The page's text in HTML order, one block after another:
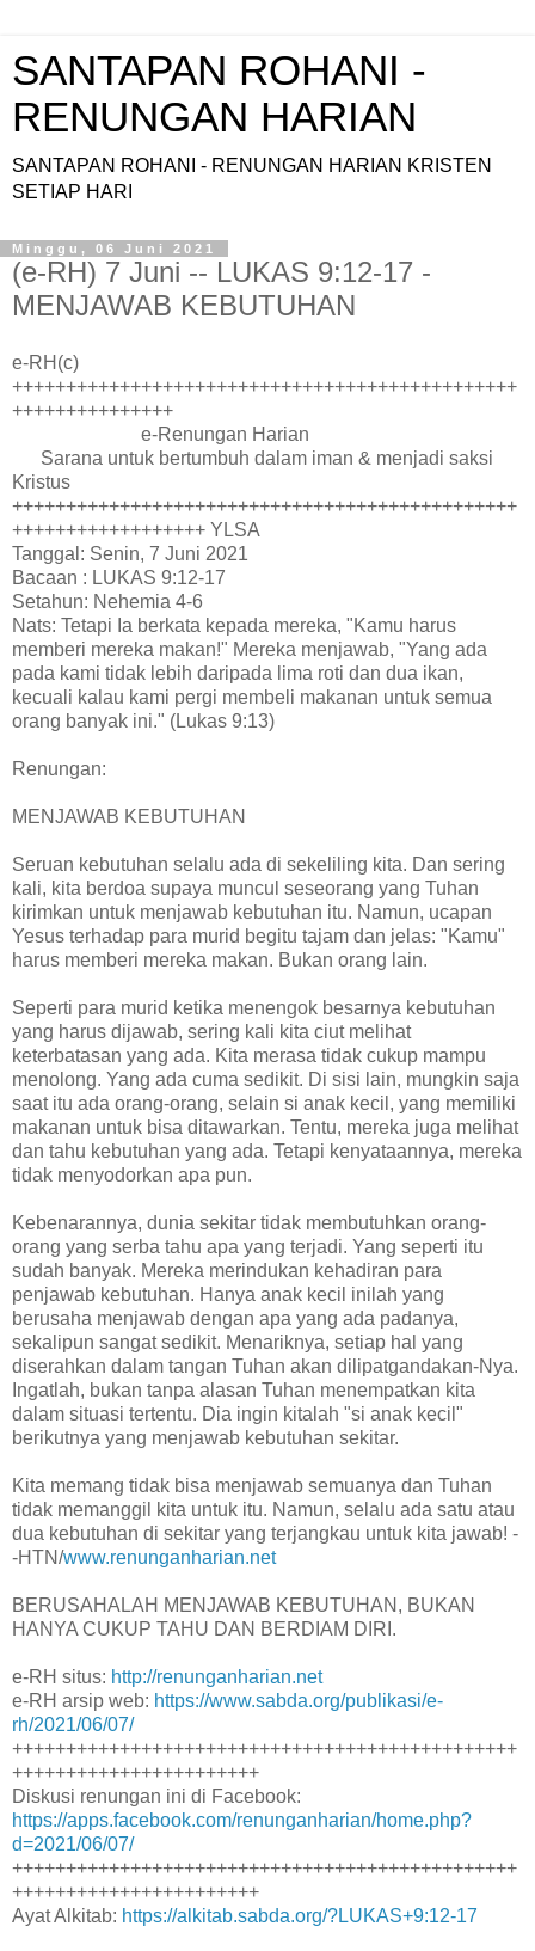
SANTAPAN ROHANI -
RENUNGAN HARIAN
SANTAPAN ROHANI - RENUNGAN HARIAN KRISTEN
SETIAP HARI
Minggu, 06 Juni 2021
(e-RH) 7 Juni -- LUKAS 9:12-17 -
MENJAWAB KEBUTUHAN
e-RH(c)
+++++++++++++++++++++++++++++++++++++++++++++++
+++++++++++++++
e-Renungan Harian
Sarana untuk bertumbuh dalam iman & menjadi saksi
Kristus
+++++++++++++++++++++++++++++++++++++++++++++++
++++++++++++++++++ YLSA
Tanggal: Senin, 7 Juni 2021
Bacaan : LUKAS 9:12-17
Setahun: Nehemia 4-6
Nats: Tetapi Ia berkata kepada mereka, "Kamu harus
memberi mereka makan!" Mereka menjawab, "Yang ada
pada kami tidak lebih daripada lima roti dan dua ikan,
kecuali kalau kami pergi membeli makanan untuk semua
orang banyak ini." (Lukas 9:13)
Renungan:
MENJAWAB KEBUTUHAN
Seruan kebutuhan selalu ada di sekeliling kita. Dan sering
kali, kita berdoa supaya muncul seseorang yang Tuhan
kirimkan untuk menjawab kebutuhan itu. Namun, ucapan
Yesus terhadap para murid begitu tajam dan jelas: "Kamu"
harus memberi mereka makan. Bukan orang lain.
Seperti para murid ketika menengok besarnya kebutuhan
yang harus dijawab, sering kali kita ciut melihat
keterbatasan yang ada. Kita merasa tidak cukup mampu
menolong. Yang ada cuma sedikit. Di sisi lain, mungkin saja
saat itu ada orang-orang, selain si anak kecil, yang memiliki
makanan untuk bisa ditawarkan. Tentu, mereka juga melihat
dan tahu kebutuhan yang ada. Tetapi kenyataannya, mereka
tidak menyodorkan apa pun.
Kebenarannya, dunia sekitar tidak membutuhkan orang-
orang yang serba tahu apa yang terjadi. Yang seperti itu
sudah banyak. Mereka merindukan kehadiran para
penjawab kebutuhan. Hanya anak kecil inilah yang
berusaha menjawab dengan apa yang ada padanya,
sekalipun sangat sedikit. Menariknya, setiap hal yang
diserahkan dalam tangan Tuhan akan dilipatgandakan-Nya.
Ingatlah, bukan tanpa alasan Tuhan menempatkan kita
dalam situasi tertentu. Dia ingin kitalah "si anak kecil"
berikutnya yang menjawab kebutuhan sekitar.
Kita memang tidak bisa menjawab semuanya dan Tuhan
tidak memanggil kita untuk itu. Namun, selalu ada satu atau
dua kebutuhan di sekitar yang terjangkau untuk kita jawab! -
-HTN/www.renunganharian.net
BERUSAHALAH MENJAWAB KEBUTUHAN, BUKAN
HANYA CUKUP TAHU DAN BERDIAM DIRI.
e-RH situs: http://renunganharian.net
e-RH arsip web: https://www.sabda.org/publikasi/e-
rh/2021/06/07/
+++++++++++++++++++++++++++++++++++++++++++++++
+++++++++++++++++++++++
Diskusi renungan ini di Facebook:
https://apps.facebook.com/renunganharian/home.php?
d=2021/06/07/
+++++++++++++++++++++++++++++++++++++++++++++++
+++++++++++++++++++++++
Ayat Alkitab: https://alkitab.sabda.org/?LUKAS+9:12-17